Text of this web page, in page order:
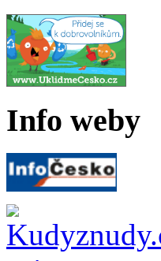
Info weby